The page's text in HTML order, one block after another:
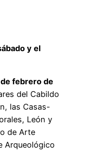
y el
de febrero de
del Cabildo
las Casas-
León y
de Arte
Arqueológico